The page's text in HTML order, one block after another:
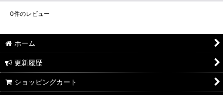
0件のレビュー
ホーム
更新履歴
ショッピングカート